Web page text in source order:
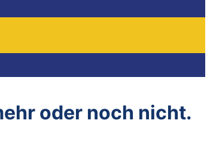
oder noch nicht.